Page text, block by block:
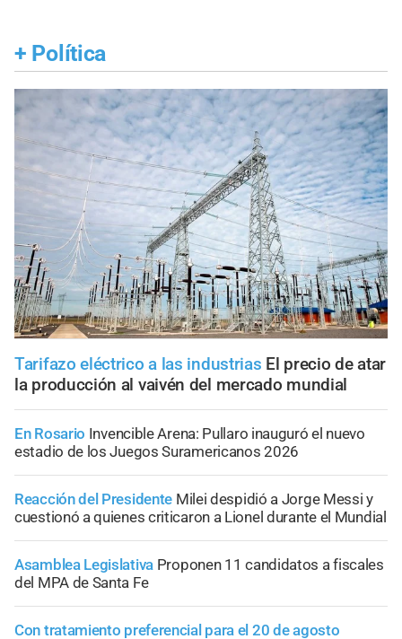
+ Política
Tarifazo eléctrico a las industrias El precio de atar
la producción al vaivén del mercado mundial
En Rosario Invencible Arena: Pullaro inauguró el nuevo
estadio de los Juegos Suramericanos 2026
Reacción del Presidente Milei despidió a Jorge Messi y
cuestionó a quienes criticaron a Lionel durante el Mundial
Asamblea Legislativa Proponen 11 candidatos a fiscales
del MPA de Santa Fe
Con tratamiento preferencial para el 20 de agosto